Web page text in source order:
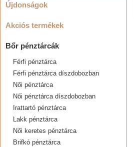
Újdonságok
Akciós termékek
Bőr pénztárcák
Férfi pénztárca
Férfi pénztárca díszdobozban
Női pénztárca
Női pénztárca díszdobozban
Irattartó pénztárca
Lakk pénztárca
Női keretes pénztárca
Brifkó pénztárca